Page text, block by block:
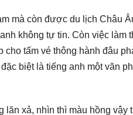
mà còn được du lịch Châu
không tự tin. Còn việc
tấm vé thông hành đâu
biệt là tiếng anh một văn
xả, nhìn thì màu hồng